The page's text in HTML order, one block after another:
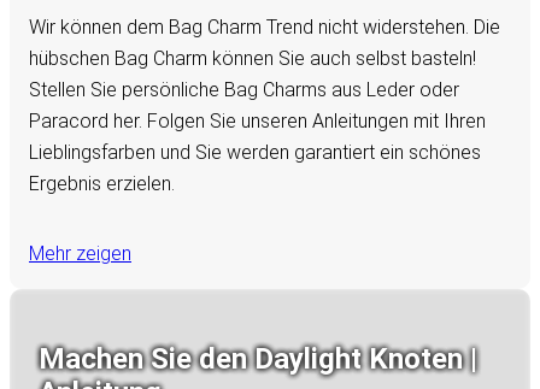
Wir können dem Bag Charm Trend nicht widerstehen. Die
hübschen Bag Charm können Sie auch selbst basteln!
Stellen Sie persönliche Bag Charms aus Leder oder
Paracord her. Folgen Sie unseren Anleitungen mit Ihren
Lieblingsfarben und Sie werden garantiert ein schönes
Ergebnis erzielen.
Mehr zeigen
Machen Sie den Daylight Knoten |